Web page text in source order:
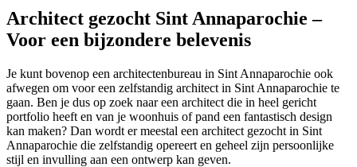
Architect gezocht Sint Annaparochie –
Voor een bijzondere belevenis
Je kunt bovenop een architectenbureau in Sint Annaparochie ook
afwegen om voor een zelfstandig architect in Sint Annaparochie te
gaan. Ben je dus op zoek naar een architect die in heel gericht
portfolio heeft en van je woonhuis of pand een fantastisch design
kan maken? Dan wordt er meestal een architect gezocht in Sint
Annaparochie die zelfstandig opereert en geheel zijn persoonlijke
stijl en invulling aan een ontwerp kan geven.